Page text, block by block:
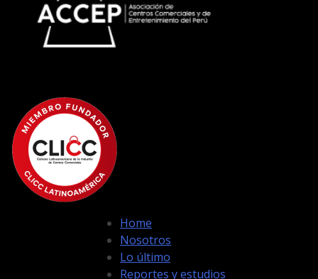
Home
Nosotros
Lo último
Reportes y estudios